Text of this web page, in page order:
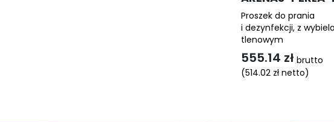
Proszek do prania
i dezynfekcji, z
tlenowym
555.14 zł brutto
(514.02 zł netto)